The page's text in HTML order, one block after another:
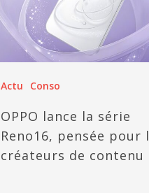
Actu Conso
OPPO lance la série
Reno16, pensée pour
créateurs de contenu